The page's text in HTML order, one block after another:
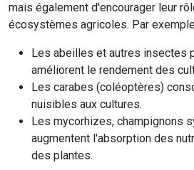
mais également d'encourager leur
écosystèmes agricoles. Par
Les abeilles et autres insectes
améliorent le rendement des
Les carabes (coléoptères)
nuisibles aux cultures.
Les mycorhizes, champignons
augmentent l'absorption des
des plantes.